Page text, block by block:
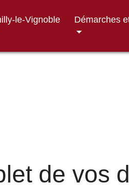
le-Vignoble Démarches
de vos